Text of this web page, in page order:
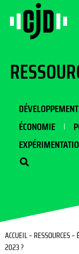
ÉCONOMIE
ACCUEIL– RESSOURCES–
2023 ?